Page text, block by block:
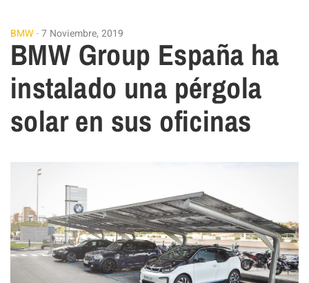
BMW 7 Noviembre, 2019
BMW Group España ha
instalado una pérgola
solar en sus oficinas